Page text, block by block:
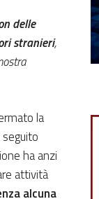
delle
stranieri,
la
ha anzi
attività
alcuna